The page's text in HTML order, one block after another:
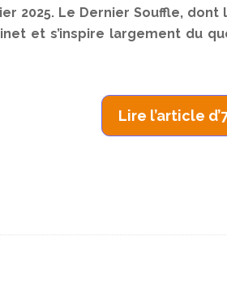
2025. Le Dernier Souffle,
et s’inspire largement du
Lire l’article d’